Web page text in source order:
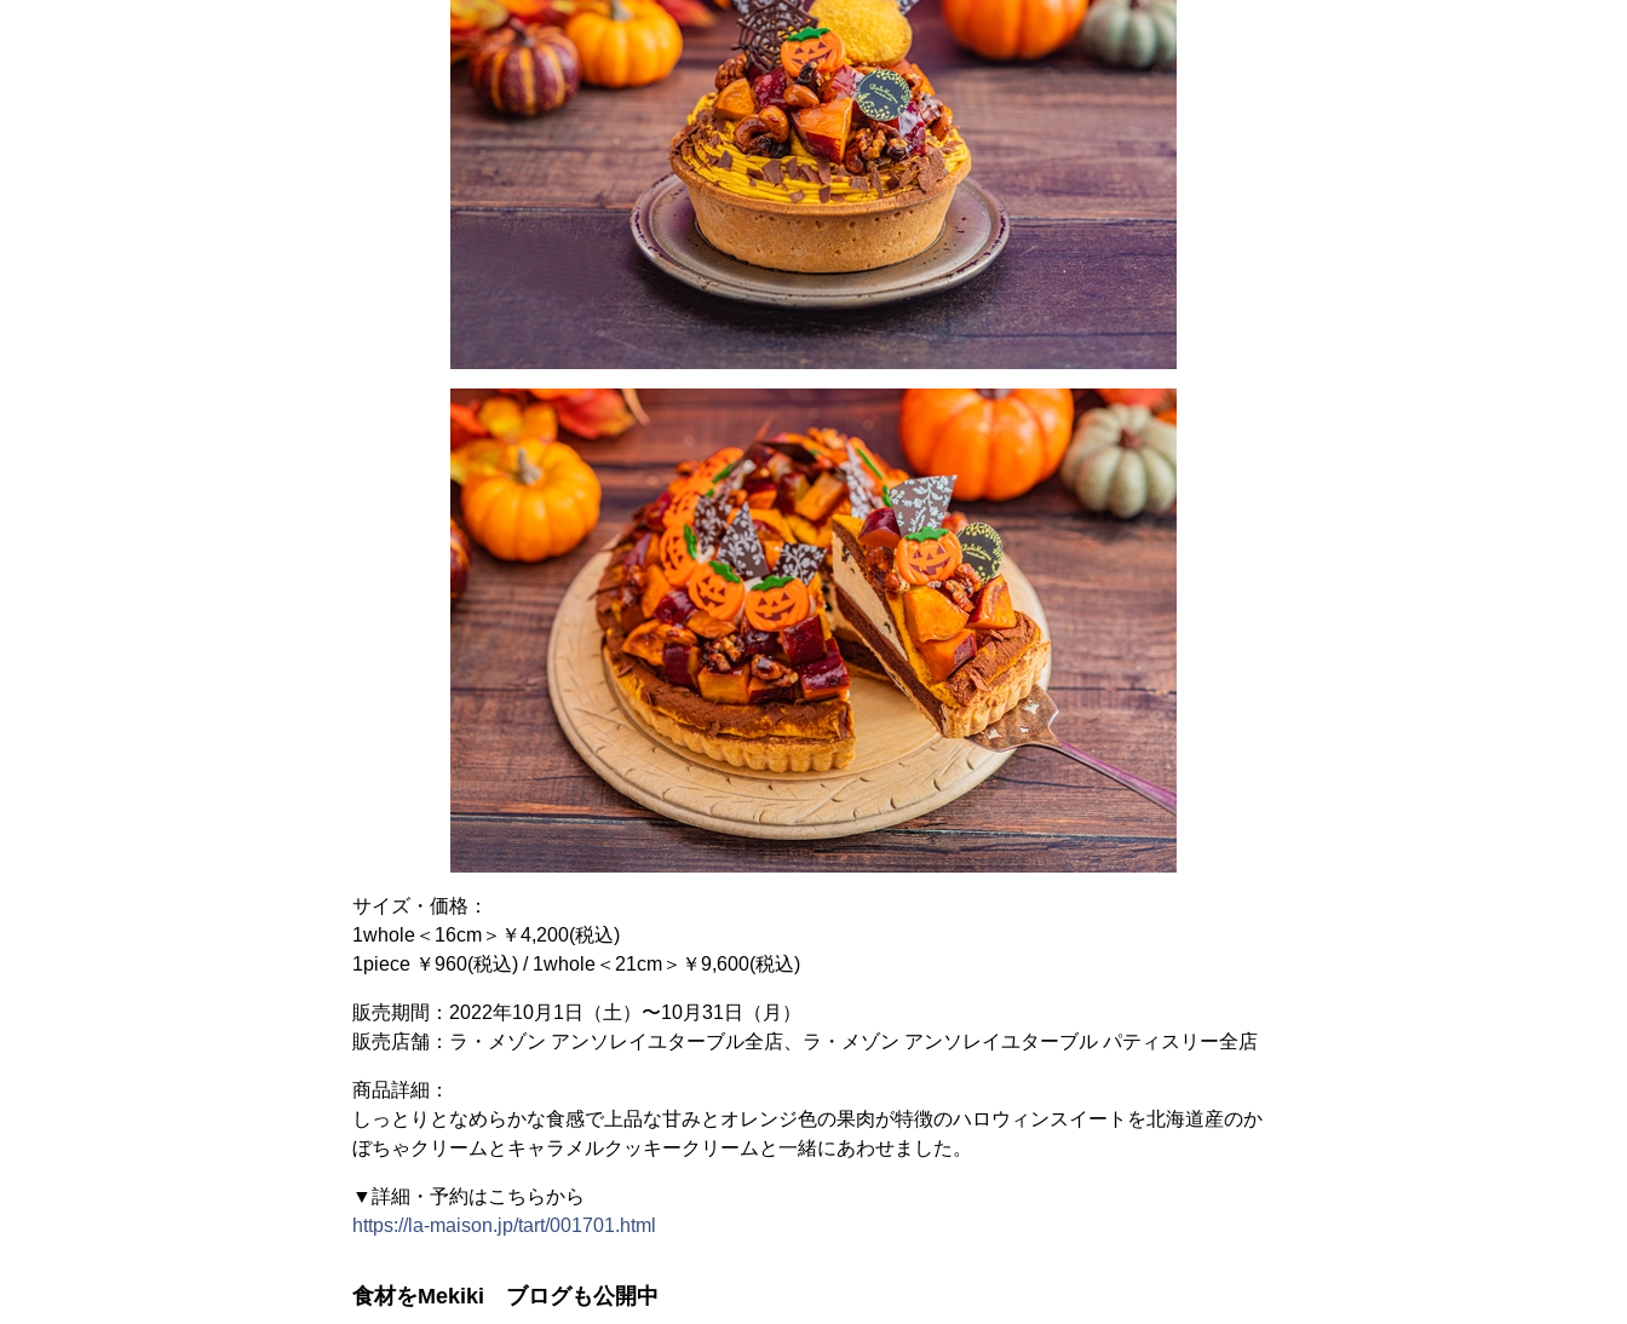
サイズ・価格：
1whole＜16cm＞￥4,200(税込)
1piece ￥960(税込) / 1whole＜21cm＞￥9,600(税込)
販売期間：2022年10月1日（土）〜10月31日（月）
販売店舗：ラ・メゾン アンソレイユターブル全店、ラ・メゾン アンソレイユターブル パティスリー全店
商品詳細：
しっとりとなめらかな食感で上品な甘みとオレンジ色の果肉が特徴のハロウィンスイートを北海道産のか
ぼちゃクリームとキャラメルクッキークリームと一緒にあわせました。
▼詳細・予約はこちらから
https://la-maison.jp/tart/001701.html
食材をMekiki ブログも公開中